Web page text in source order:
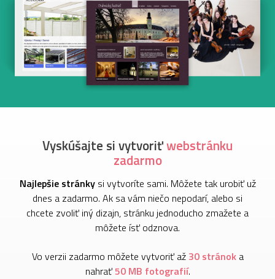
Vyskúšajte si vytvoriťwebstránku
zadarmo
Najlepšie stránkysi vytvoríte sami. Môžete tak urobiť už
dnes a zadarmo. Ak sa vám niečo nepodarí, alebo si
chcete zvoliť iný dizajn, stránku jednoducho zmažete a
môžete ísť odznova.
Vo verzii zadarmo môžete vytvoriť až 30 stránoka
nahrať50 MB fotografií.